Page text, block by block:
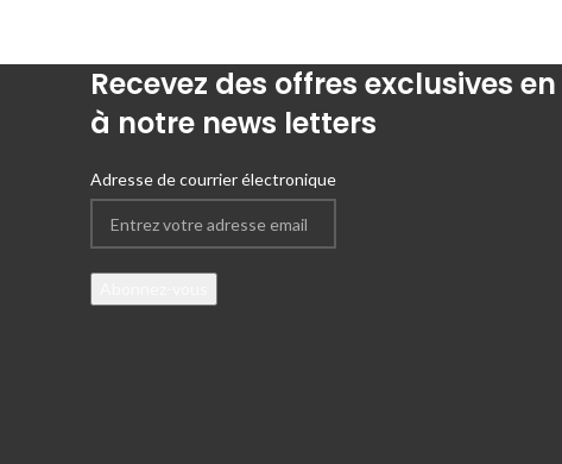
Recevez des offres exclusives
à notre news letters
Adresse de courrier électronique